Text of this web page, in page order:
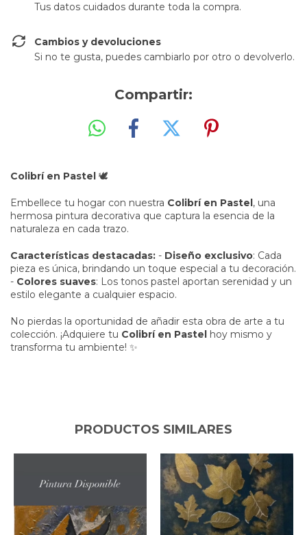
Tus datos cuidados durante toda la compra.
Cambios y devoluciones
Si no te gusta, puedes cambiarlo por otro o devolverlo.
Compartir:
Colibrí en Pastel 🕊️
Embellece tu hogar con nuestra Colibrí en Pastel, una
hermosa pintura decorativa que captura la esencia de la
naturaleza en cada trazo.
Características destacadas: - Diseño exclusivo: Cada
pieza es única, brindando un toque especial a tu decoración.
- Colores suaves: Los tonos pastel aportan serenidad y un
estilo elegante a cualquier espacio.
No pierdas la oportunidad de añadir esta obra de arte a tu
colección. ¡Adquiere tu Colibrí en Pastel hoy mismo y
transforma tu ambiente! ✨
PRODUCTOS SIMILARES